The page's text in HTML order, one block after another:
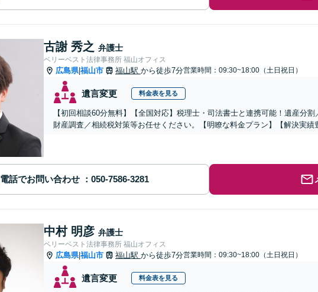
古謝 秀之 弁護士
ベリーベスト法律事務所 福山オフィス
広島県|福山市 福山駅 から徒歩7分営業時間：09:30~18:00（土日祝日）
遺言変更 料金表を見る
【初回相談60分無料】【全国対応】税理士・司法書士と連携可能！遺産分
財産調査／相続税対策等お任せください。【明瞭な料金プラン】【解決実績
電話でお問い合わせ
中村 明彦 弁護士
ベリーベスト法律事務所 福山オフィス
広島県|福山市 福山駅 から徒歩7分営業時間：09:30~18:00（土日祝日）
遺言変更 料金表を見る